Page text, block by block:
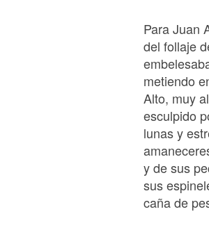
Para Juan
del follaje
metiendo
Alto, muy
esculpido
lunas y
y de sus
sus
caña de